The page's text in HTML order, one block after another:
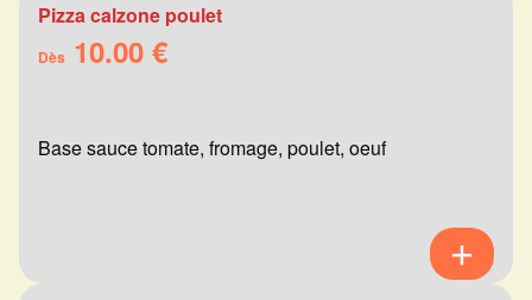
Pizza calzone poulet
Dès 10.00 €
Base sauce tomate, fromage, poulet, oeuf